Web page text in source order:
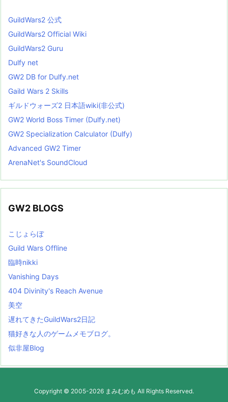
GuildWars2 公式
GuildWars2 Official Wiki
GuildWars2 Guru
Dulfy net
GW2 DB for Dulfy.net
Gaild Wars 2 Skills
ギルドウォーズ2 日本語wiki(非公式)
GW2 World Boss Timer (Dulfy.net)
GW2 Specialization Calculator (Dulfy)
Advanced GW2 Timer
ArenaNet's SoundCloud
GW2 BLOGS
こじょらぼ
Guild Wars Offline
臨時nikki
Vanishing Days
404 Divinity's Reach Avenue
美空
遅れてきたGuildWars2日記
猫好きな人のゲームメモブログ。
似非屋Blog
Copyright © 2005-2026 まみむめも All Rights Reserved.